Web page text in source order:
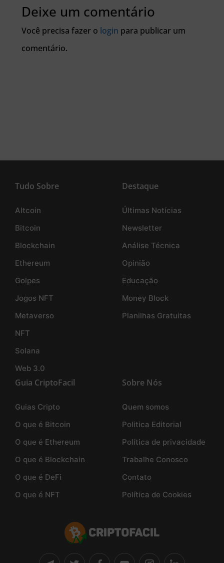
Deixe um comentário
Você precisa fazer o login para publicar um
comentário.
Tudo Sobre
Altcoin
Bitcoin
Blockchain
Ethereum
Golpes
Jogos NFT
Metaverso
NFT
Solana
Web 3.0
Destaque
Últimas Notícias
Newsletter
Análise Técnica
Opinião
Educação
Money Block
Planilhas Gratuitas
Guia CriptoFacil
Guias Cripto
O que é Bitcoin
O que é Ethereum
O que é Blockchain
O que é DeFi
O que é NFT
Sobre Nós
Quem somos
Politica Editorial
Política de privacidade
Trabalhe Conosco
Contato
Política de Cookies